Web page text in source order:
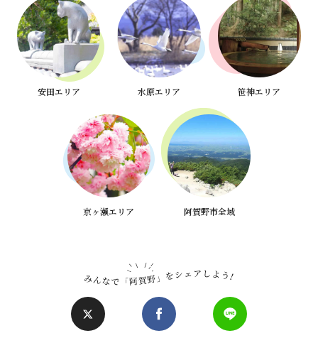
安田エリア 水原エリア 笹神エリア
京ヶ瀬エリア 阿賀野市全域